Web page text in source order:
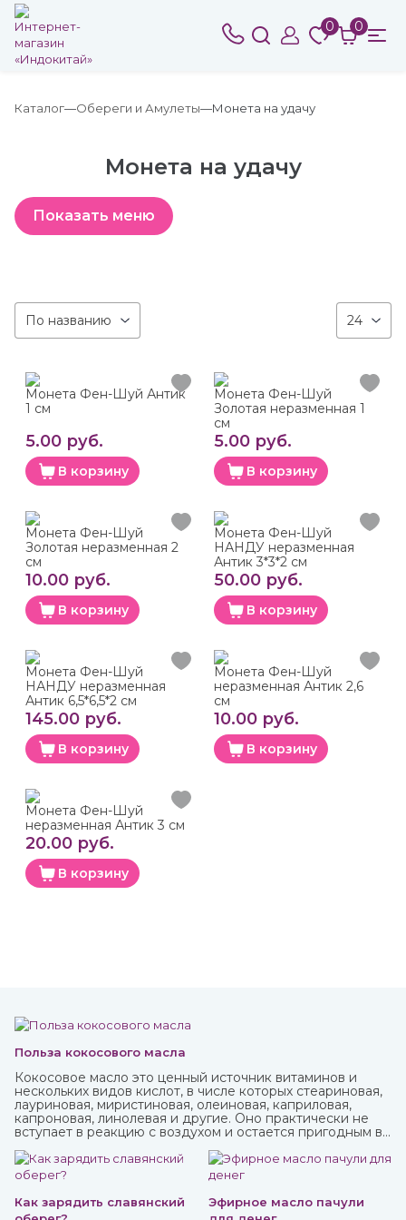
0 0
Каталог Обереги и Амулеты Монета на удачу
Монета на удачу
По названию 24
Монета Фен-Шуй Антик
1 см
5.00 руб.
В корзину
Монета Фен-Шуй
Золотая неразменная 1
см
5.00 руб.
В корзину
Монета Фен-Шуй
Золотая неразменная 2
см
10.00 руб.
В корзину
Монета Фен-Шуй
НАНДУ неразменная
Антик 3*3*2 см
50.00 руб.
В корзину
Монета Фен-Шуй
НАНДУ неразменная
Антик 6,5*6,5*2 см
145.00 руб.
В корзину
Монета Фен-Шуй
неразменная Антик 2,6
см
10.00 руб.
В корзину
Монета Фен-Шуй
неразменная Антик 3 см
20.00 руб.
В корзину
Польза кокосового масла
Кокосовое масло это ценный источник витаминов и
нескольких видов кислот, в числе которых стеариновая,
лауриновая, миристиновая, олеиновая, каприловая,
капроновая, линолевая и другие. Оно практически не
вступает в реакцию с воздухом и остается пригодным в
одним из самых важных, обладает охлаждающими,
успокаивающими, освежающими свойствами. Купить
кокосовое масло от известных марок вы можете в
интернет-магазине ИндоКитай.
Как зарядить славянский
Эфирное масло пачули